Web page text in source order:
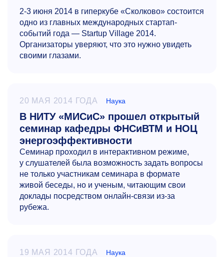
2-3 июня 2014 в гиперкубе «Сколково» состоится
одно из главных международных стартап-
событий года — Startup Village 2014.
Организаторы уверяют, что это нужно увидеть
своими глазами.
20 МАЯ 2014 ГОДА Наука
В НИТУ «МИСиС» прошел открытый
семинар кафедры ФНСиВТМ и НОЦ
энергоэффективности
Семинар проходил в интерактивном режиме,
у слушателей была возможность задать вопросы
не только участникам семинара в формате
живой беседы, но и ученым, читающим свои
доклады посредством онлайн-связи из-за
рубежа.
19 МАЯ 2014 ГОДА Наука